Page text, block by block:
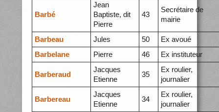
Barbé
Jean
Baptiste, dit
Pierre
43
Secrétaire de
mairie
Barbeau Jules 50
Ex avoué
Barbelane
Pierre 46 Ex instituteur
Barberaud
Jacques
Etienne
35
Ex roulier,
journalier
Barbereau
Jacques
Etienne
34
Ex roulier,
journalier